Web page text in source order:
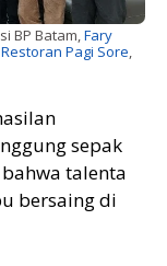
BP Batam, Fary
Restoran Pagi Sore
sepak
talenta
bersaing di